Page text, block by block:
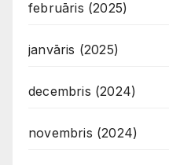
februāris (2025)
janvāris (2025)
decembris (2024)
novembris (2024)